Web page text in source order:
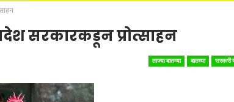
सरकारकडून प्रोत्साहन
ताज्या बातम्या बातम्या सरकारी